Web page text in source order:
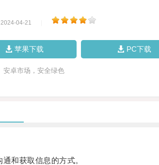
04-21
苹果下载 PC下载
安卓市场，安全绿色
和获取信息的方式。